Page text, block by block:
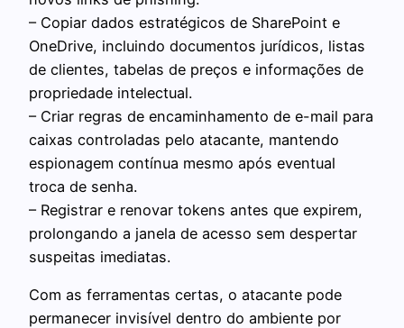
– Copiar dados estratégicos de SharePoint e
OneDrive, incluindo documentos jurídicos, listas
de clientes, tabelas de preços e informações de
propriedade intelectual.
– Criar regras de encaminhamento de e-mail para
caixas controladas pelo atacante, mantendo
espionagem contínua mesmo após eventual
troca de senha.
– Registrar e renovar tokens antes que expirem,
prolongando a janela de acesso sem despertar
suspeitas imediatas.
Com as ferramentas certas, o atacante pode
permanecer invisível dentro do ambiente por